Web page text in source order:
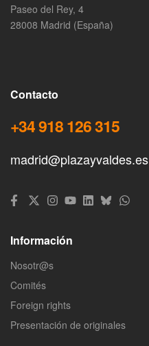
Paseo del Rey, 4
28008 Madrid (España)
Contacto
+34 918 126 315
madrid@plazayvaldes.es
Información
Nosotr@s
Comités
Foreign rights
Presentación de originales